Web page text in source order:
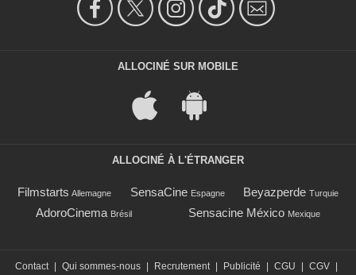
ALLOCINÉ SUR MOBILE
ALLOCINÉ À L'ÉTRANGER
Filmstarts Allemagne SensaCine Espagne Beyazperde Turquie
AdoroCinema Brésil Sensacine México Mexique
Contact | Qui sommes-nous | Recrutement | Publicité | CGU | CGV |